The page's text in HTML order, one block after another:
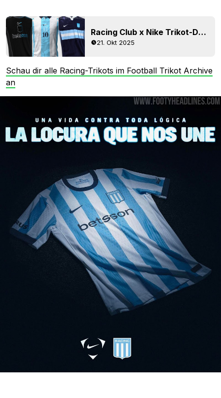
Racing Club x Nike Trikot-Design-Wettbewerb gestartet
21. Okt 2025
Schau dir alle Racing-Trikots im Football Trikot Archive
an